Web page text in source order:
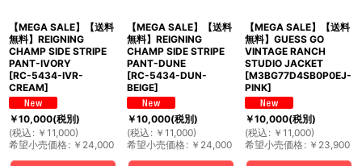
【MEGA SALE】【送料
無料】REIGNING
CHAMP SIDE STRIPE
PANT-IVORY
[RC-5434-IVR-
CREAM]
￥10,000(税別)
(税込 : ￥ 11,000)
希望小売価格: ￥ 24,000
【MEGA SALE】【送料
無料】REIGNING
CHAMP SIDE STRIPE
PANT-DUNE
[RC-5434-DUN-
BEIGE]
￥10,000(税別)
(税込 : ￥ 11,000)
希望小売価格: ￥ 24,000
【MEGA SALE】【送料
無料】GUESS GO
VINTAGE RANCH
STUDIO JACKET
[M3BG77D4SB0P0EJ-
PINK]
￥10,000(税別)
(税込 : ￥ 11,000)
希望小売価格: ￥ 23,900